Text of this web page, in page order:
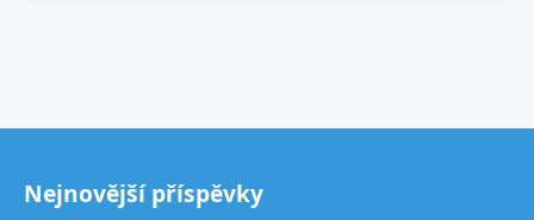
Nejnovější příspěvky